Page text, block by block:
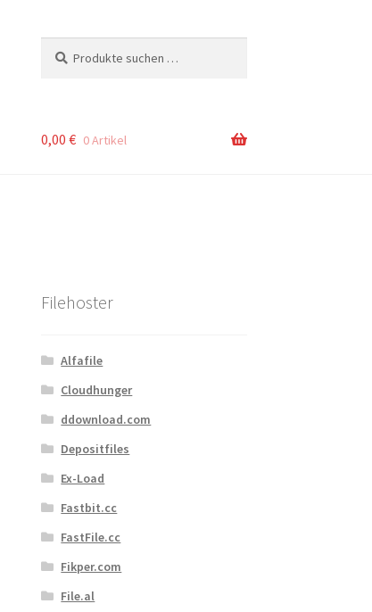
nach:
0,00 € 0 Artikel
Filehoster
Alfafile
Cloudhunger
ddownload.com
Depositfiles
Ex-Load
Fastbit.cc
FastFile.cc
Fikper.com
File.al